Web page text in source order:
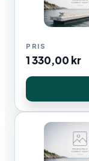
1 330,00 kr